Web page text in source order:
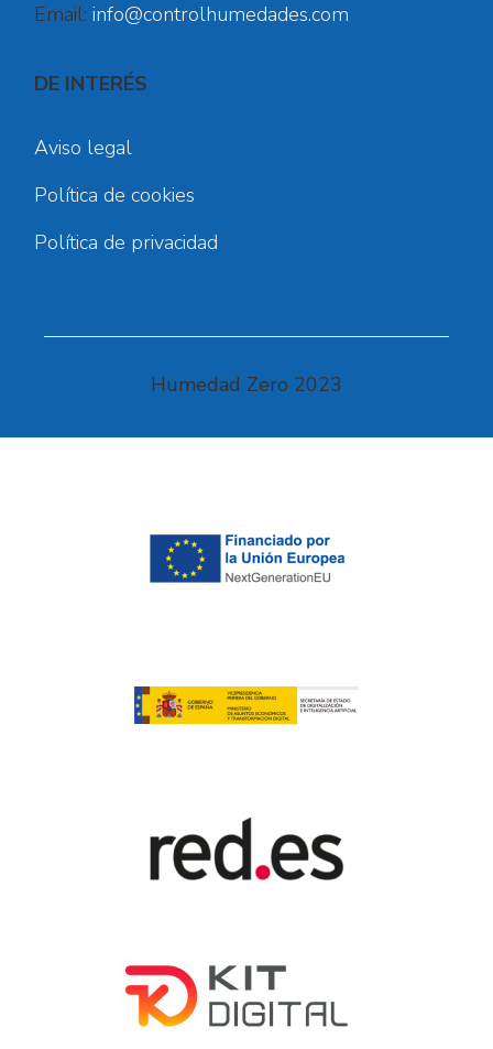
Email: info@controlhumedades.com
DE INTERÉS
Aviso legal
Política de cookies
Política de privacidad
Humedad Zero 2023